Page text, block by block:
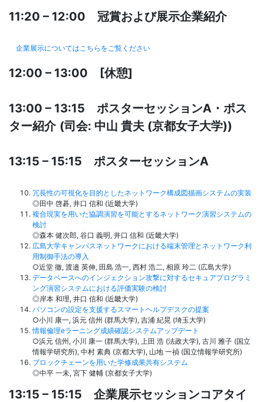
11:20 – 12:00 冠賞および展示企業紹介
企業展示についてはこちらをご覧ください
12:00 – 13:00 [休憩]
13:00 – 13:15 ポスターセッションA・ポス
ター紹介 (司会: 中山 貴夫 (京都女子大学))
13:15 – 15:15 ポスターセッションA
冗長性の可視化を目的としたネットワーク構成図描画システムの実装
◎田中 啓碁, 井口 信和 (近畿大学)
複合現実を用いた協調演習を可能とするネットワーク演習システムの
検討
◎森本 健次郎, 谷口 義明, 井口 信和 (近畿大学)
広島大学キャンパスネットワークにおける端末管理とネットワーク利
用制御手法の導入
○近堂 徹, 渡邉 英伸, 田島 浩一, 西村 浩二, 相原 玲二 (広島大学)
データベースへのインジェクション攻撃に対するセキュアプログラミ
ング演習システムにおける評価実験の検討
◎岸本 和理, 井口 信和 (近畿大学)
パソコンの設定を支援するスマートヘルプデスクの提案
○小川 康一, 浜元 信州 (群馬大学), 吉浦 紀晃 (埼玉大学)
情報倫理eラーニング成績確認システムアップデート
○浜元 信州, 小川 康一 (群馬大学), 上田 浩 (法政大学), 古川 雅子 (国立
情報学研究所), 中村 素典 (京都大学), 山地 一禎 (国立情報学研究所)
ブロックチェーンを用いた学修成果共有システム
◎中平 一未, 宮下 健輔 (京都女子大学)
13:15 – 15:15 企業展示セッションコアタイ